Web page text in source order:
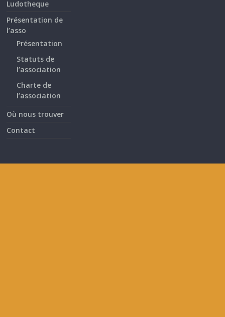
Ludotheque
Présentation de
l’asso
Présentation
Statuts de
l’association
Charte de
l’association
Où nous trouver
Contact